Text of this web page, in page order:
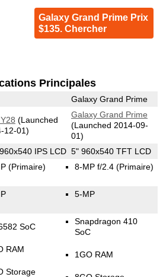
Galaxy Grand Prime Prix
$135. Chercher
Principales
Galaxy Grand Prime
(Launched
12-01)
Galaxy Grand Prime
(Launched 2014-09-
01)
IPS LCD 5" 960x540 TFT LCD
(Primaire) 8-MP f/2.4 (Primaire)
5-MP
SoC
RAM
Storage
Snapdragon 410
SoC
1GO RAM